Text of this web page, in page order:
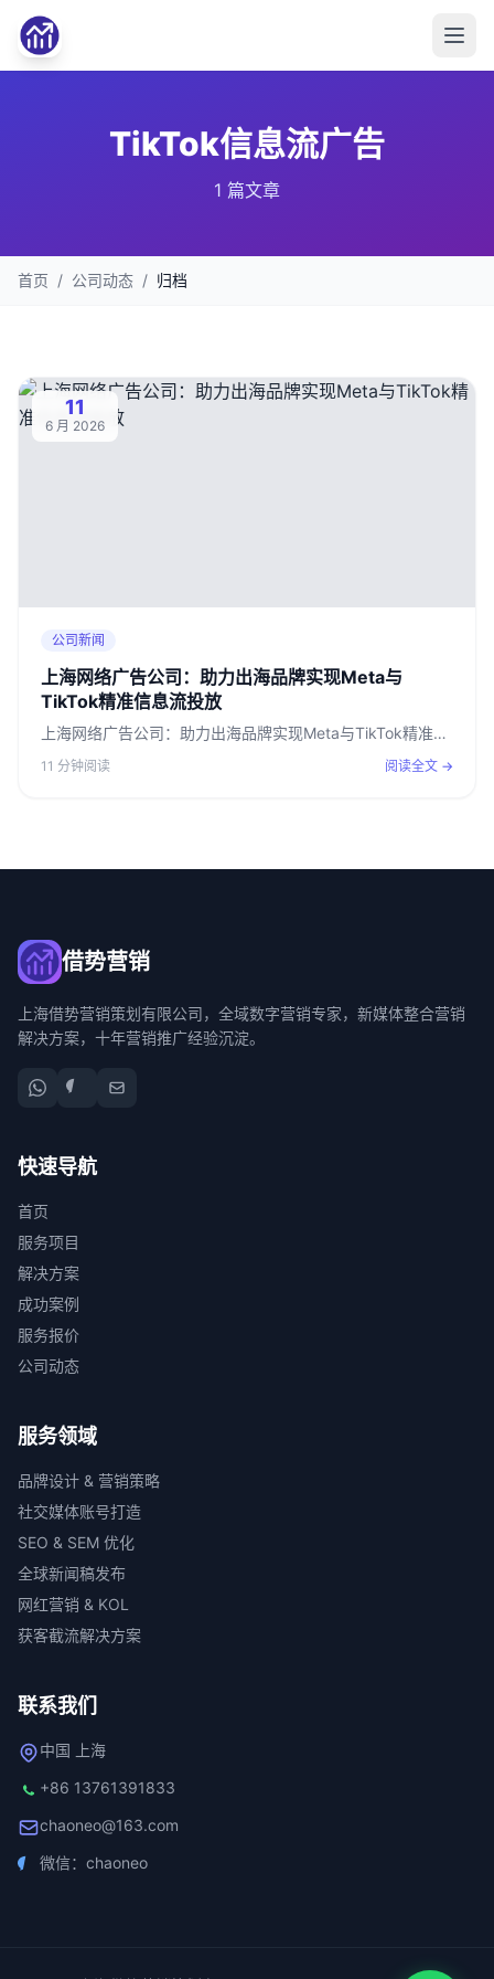
TikTok信息流广告
1 篇文章
首页 / 公司动态 / 归档
11
6 月 2026
公司新闻
上海网络广告公司：助力出海品牌实现Meta与
TikTok精准信息流投放
上海网络广告公司：助力出海品牌实现Meta与TikTok精准…
11 分钟阅读 阅读全文 →
借势营销
上海借势营销策划有限公司，全域数字营销专家，新媒体整合营销
解决方案，十年营销推广经验沉淀。
快速导航
首页
服务项目
解决方案
成功案例
服务报价
公司动态
服务领域
品牌设计 & 营销策略
社交媒体账号打造
SEO & SEM 优化
全球新闻稿发布
网红营销 & KOL
获客截流解决方案
联系我们
中国 上海
+86 13761391833
chaoneo@163.com
微信：chaoneo